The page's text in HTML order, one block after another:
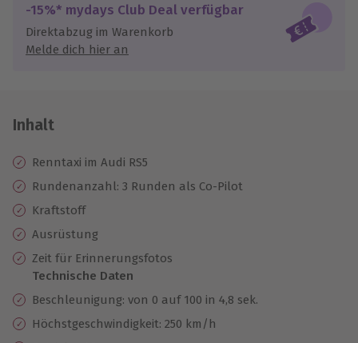
Jeder Gutschein für alle Erlebnisse einlösbar.
Maximale Sicherheit
10 Jahre gültig & verlängerbar.
-15%* mydays Club Deal verfügbar
Direktabzug im Warenkorb
Melde dich hier an
Inhalt
Renntaxi im Audi RS5
Rundenanzahl: 3 Runden als Co-Pilot
Kraftstoff
Ausrüstung
Zeit für Erinnerungsfotos
Technische Daten
Beschleunigung: von 0 auf 100 in 4,8 sek.
Höchstgeschwindigkeit: 250 km/h